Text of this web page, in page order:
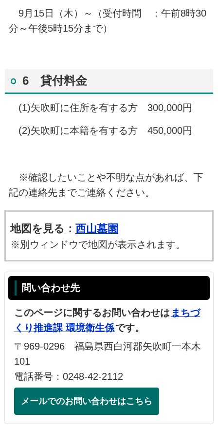
9月15日（木）～（受付時間 ：午前8時30
分～午後5時15分まで）
6 貸付料金
(1)矢吹町に住所を有する方 300,000円
(2)矢吹町に本籍を有する方 450,000円
※確認したいことや不明な点があれば、下
記の連絡先までご連絡ください。
地図を見る： 西山墓園
※別ウィンドウで地図が表示されます。
問い合わせ先
このページに関するお問い合わせは まちづ
くり推進課 環境衛生係です。
〒969-0296 福島県西白河郡矢吹町一本木
101
電話番号：0248-42-2112
メールでのお問い合わせはこちら